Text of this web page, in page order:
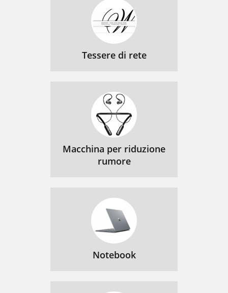
Tessere di rete
Macchina per riduzione
rumore
Notebook